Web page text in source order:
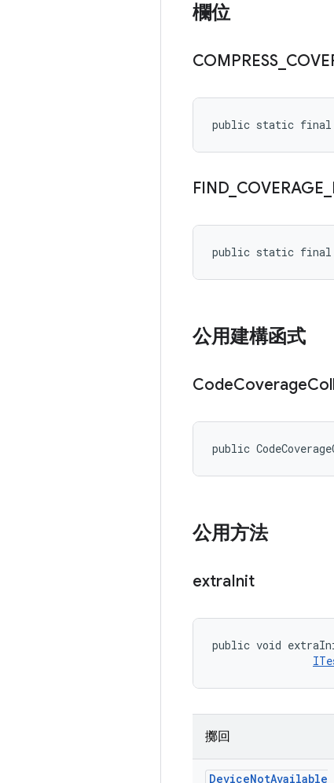
欄位
COMPRESS
public static final
FIND COVERAGE
public static final
公用建構函式
CodeCoverage
public
公用方法
extraInit
public void
擲回
DeviceNotAvailable